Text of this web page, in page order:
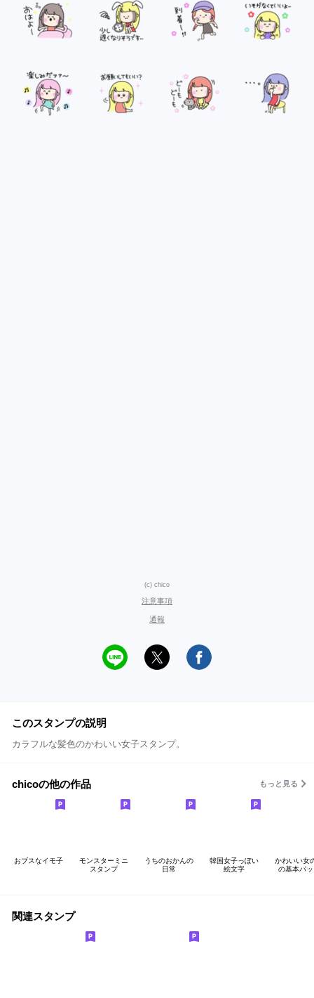
(c) chico
注意事項
通報
このスタンプの説明
カラフルな髪色のかわいい女子スタンプ。
chicoの他の作品 もっと見る
おブスなイモ子
モンスターミニ
スタンプ
うちのおかんの
日常
韓国女子っぽい
絵文字
かわいい女
の基本パ
関連スタンプ